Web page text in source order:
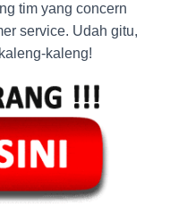
tim yang concern
service. Udah gitu,
kaleng!